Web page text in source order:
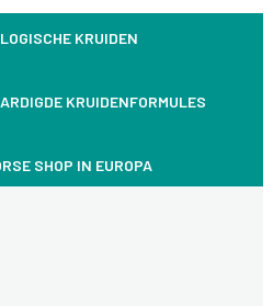
KRUIDEN
KRUIDENFORMULES
SHOP IN EUROPA